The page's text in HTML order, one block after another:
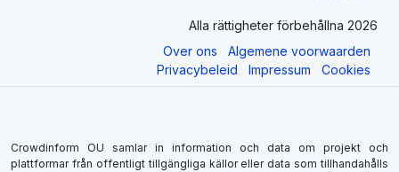
Alla rättigheter förbehållna 2026
Over ons
Algemene voorwaarden
Privacybeleid
Impressum Cookies
Crowdinform OU samlar in information och data om projekt och
plattformar från offentligt tillgängliga källor eller data som tillhandahålls